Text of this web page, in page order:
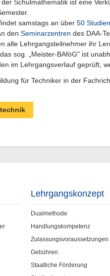
Schulmathematik ist eine
samstags an über 50
den Seminarzentren des DAA-
alle Lehrgangsteilnehmer ihr
sog. „Meister-BAföG" ist
im Lehrgangsverlauf geprüft,
für Techniker in der
Lehrgangskonzept
Dualmethode
Handlungskompetenz
Zulassungsvoraussetzungen
Gebühren
Staatliche Förderung